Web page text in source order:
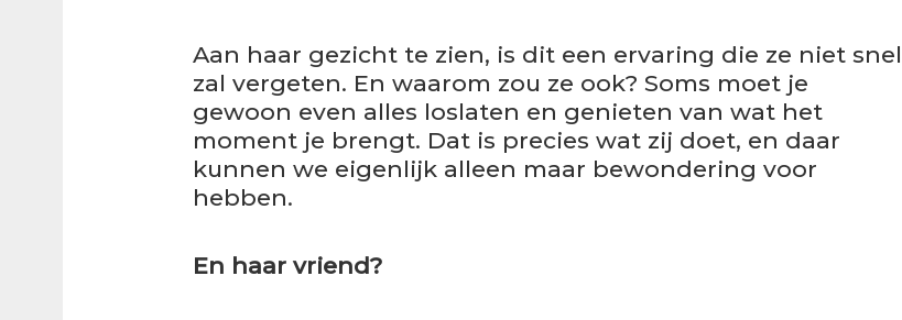
Aan haar gezicht te zien, is dit een ervaring die ze niet snel
zal vergeten. En waarom zou ze ook? Soms moet je
gewoon even alles loslaten en genieten van wat het
moment je brengt. Dat is precies wat zij doet, en daar
kunnen we eigenlijk alleen maar bewondering voor
hebben.
En haar vriend?